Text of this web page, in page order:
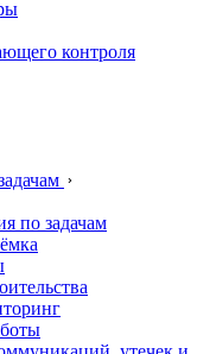
контроля
по задачам